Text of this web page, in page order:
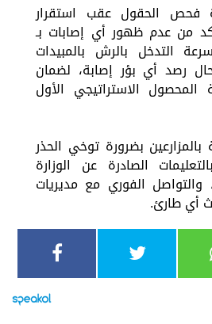
فحص الحقول عقب استقرار
من عدم ظهور أي إصابات بـ
التدخل بالرش بالمبيدات
رصد أي بؤر إصابة، لضمان
الاستراتيجي الأول
بالمزارعين بضرورة توخي الحذر
الصادرة عن الوزارة
والتواصل الفوري مع مديريات
أي طارئ.